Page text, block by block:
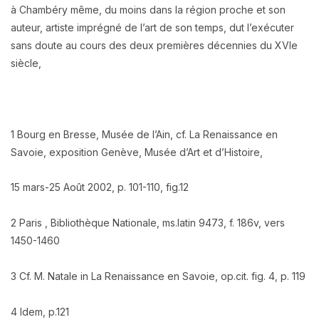
à Chambéry même, du moins dans la région proche et son
auteur, artiste imprégné de l’art de son temps, dut l’exécuter
sans doute au cours des deux premières décennies du XVIe
siècle,
1 Bourg en Bresse, Musée de l’Ain, cf. La Renaissance en
Savoie, exposition Genève, Musée d’Art et d’Histoire,
15 mars-25 Août 2002, p. 101-110, fig.12
2 Paris , Bibliothèque Nationale, ms.latin 9473, f. 186v, vers
1450-1460
3 Cf. M. Natale in La Renaissance en Savoie, op.cit. fig. 4, p. 119
4 Idem, p.121